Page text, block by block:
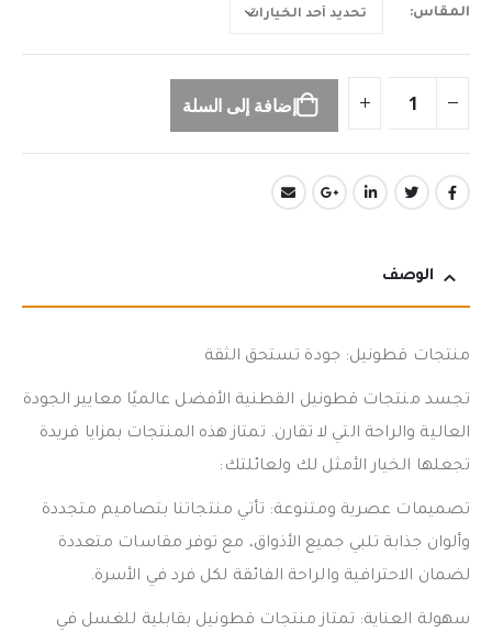
المقاس
إضافة إلى السلة
الوصف
منتجات قطونيل: جودة تستحق الثقة
تجسد منتجات قطونيل القطنية الأفضل عالميًا معايير الجودة
العالية والراحة التي لا تقارن. تمتاز هذه المنتجات بمزايا فريدة
تجعلها الخيار الأمثل لك ولعائلتك:
تصميمات عصرية ومتنوعة: تأتي منتجاتنا بتصاميم متجددة
وألوان جذابة تلبي جميع الأذواق، مع توفر مقاسات متعددة
لضمان الاحترافية والراحة الفائقة لكل فرد في الأسرة.
سهولة العناية: تمتاز منتجات قطونيل بقابلية للغسل في